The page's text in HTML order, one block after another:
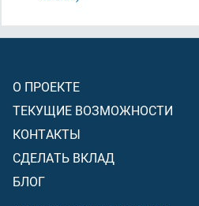
О ПРОЕКТЕ
ТЕКУЩИЕ ВОЗМОЖНОСТИ
КОНТАКТЫ
СДЕЛАТЬ ВКЛАД
БЛОГ